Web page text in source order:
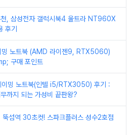
천, 삼성전자 갤럭시북4 울트라 NT960X
후기
밍 노트북 (AMD 라이젠9, RTX5060)
구매 포인트
이밍 노트북(인텔 i5/RTX3050) 후기 :
까지 되는 가성비 끝판왕?
뚝섬역 30초컷! 스파크플러스 성수2호점